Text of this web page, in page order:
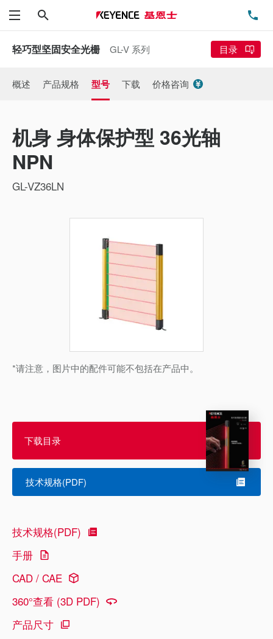
菜单
轻巧型坚固安全光栅 GL-V 系列 目录
概述 产品规格 型号 下载 价格咨询
机身 身体保护型 36光轴
NPN
GL-VZ36LN
*请注意，图片中的配件可能不包括在产品中。
下载目录
技术规格(PDF)
技术规格(PDF)
手册
CAD / CAE
360°查看 (3D PDF)
产品尺寸